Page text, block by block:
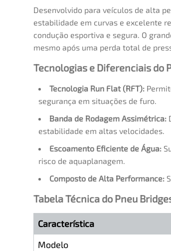
Desenvolvido para veículos de alta
estabilidade em curvas e excelente
condução esportiva e segura. O
mesmo após uma perda total de
Tecnologias e Diferenciais do
Tecnologia Run Flat (RFT):
segurança em situações de furo.
Banda de Rodagem Assimétrica:
estabilidade em altas velocidades.
Escoamento Eficiente de Água:
risco de aquaplanagem.
Composto de Alta Performance:
Tabela Técnica do Pneu
Característica
Modelo